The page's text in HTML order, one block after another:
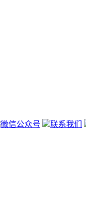
微信公众号 联系我们